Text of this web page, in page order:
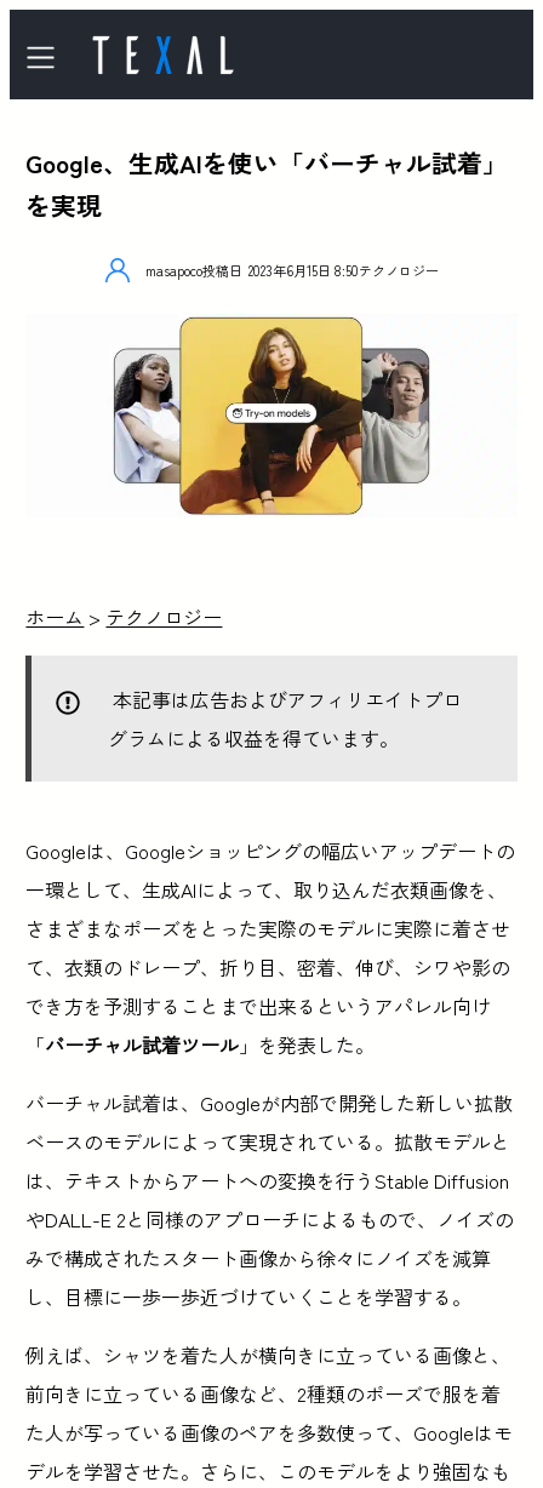
Google、生成AIを使い「バーチャル試着」
を実現
masapoco投稿日 2023年6月15日 8:50テクノロジー
ホーム > テクノロジー
本記事は広告およびアフィリエイトプロ
グラムによる収益を得ています。
Googleは、Googleショッピングの幅広いアップデートの
一環として、生成AIによって、取り込んだ衣類画像を、
さまざまなポーズをとった実際のモデルに実際に着させ
て、衣類のドレープ、折り目、密着、伸び、シワや影の
でき方を予測することまで出来るというアパレル向け
「バーチャル試着ツール 」を発表した。
バーチャル試着は、Googleが内部で開発した新しい拡散
ベースのモデルによって実現されている。拡散モデルと
は、テキストからアートへの変換を行うStable Diffusion
やDALL-E 2と同様のアプローチによるもので、ノイズの
みで構成されたスタート画像から徐々にノイズを減算
し、目標に一歩一歩近づけていくことを学習する。
例えば、シャツを着た人が横向きに立っている画像と、
前向きに立っている画像など、2種類のポーズで服を着
た人が写っている画像のペアを多数使って、Googleはモ
デルを学習させた。さらに、このモデルをより強固なも